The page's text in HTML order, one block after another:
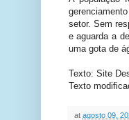
setor. Sem
e aguarda a
uma gota de
Texto: Site
Texto
at agosto 09,